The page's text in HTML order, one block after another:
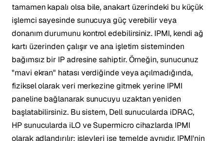
tamamen kapalı olsa bile, anakart üzerindeki bu küçük
işlemci sayesinde sunucuya güç verebilir veya
donanım durumunu kontrol edebilirsiniz. IPMI, kendi ağ
kartı üzerinden çalışır ve ana işletim sisteminden
bağımsız bir IP adresine sahiptir. Örneğin, sunucunuz
"mavi ekran" hatası verdiğinde veya açılmadığında,
fiziksel olarak veri merkezine gitmek yerine IPMI
paneline bağlanarak sunucuyu uzaktan yeniden
başlatabilirsiniz. Bu sistem, Dell sunucularda iDRAC,
HP sunucularda iLO ve Supermicro cihazlarda IPMI
olarak adlandırılır; işlevleri ise temelde aynıdır. IPMI'nin